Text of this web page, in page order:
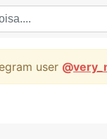
user @